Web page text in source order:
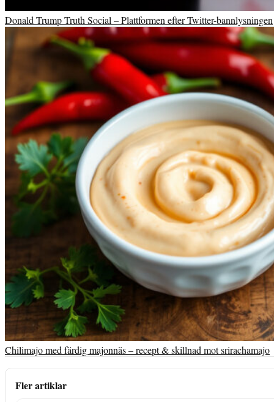
Donald Trump Truth Social – Plattformen efter Twitter-bannlysningen
Chilimajo med färdig majonnäs – recept & skillnad mot srirachamajo
Fler artiklar